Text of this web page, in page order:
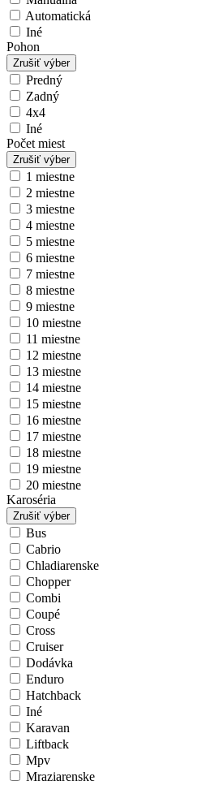
Automatická
Iné
Pohon
Zrušiť výber
Predný
Zadný
4x4
Iné
Počet miest
Zrušiť výber
1 miestne
2 miestne
3 miestne
4 miestne
5 miestne
6 miestne
7 miestne
8 miestne
9 miestne
10 miestne
11 miestne
12 miestne
13 miestne
14 miestne
15 miestne
16 miestne
17 miestne
18 miestne
19 miestne
20 miestne
Karoséria
Zrušiť výber
Bus
Cabrio
Chladiarenske
Chopper
Combi
Coupé
Cross
Cruiser
Dodávka
Enduro
Hatchback
Iné
Karavan
Liftback
Mpv
Mraziarenske